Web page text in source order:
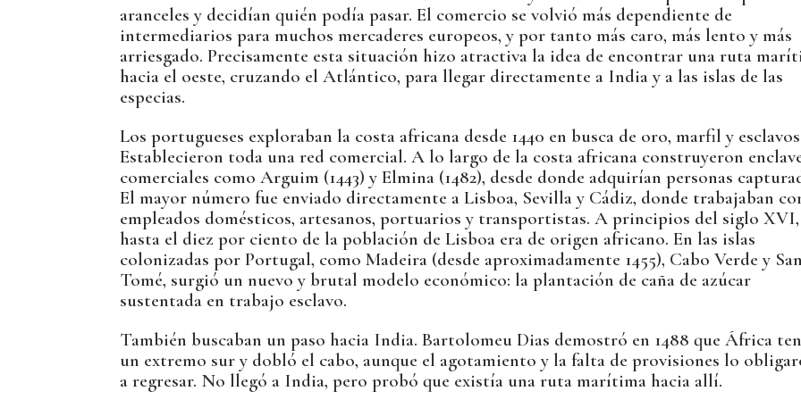
aranceles y decidían quién podía pasar. El comercio se volvió más dependiente de
intermediarios para muchos mercaderes europeos, y por tanto más caro, más lento y más
arriesgado. Precisamente esta situación hizo atractiva la idea de encontrar una ruta
hacia el oeste, cruzando el Atlántico, para llegar directamente a India y a las islas de las
especias.
Los portugueses exploraban la costa africana desde 1440 en busca de oro, marfil y
Establecieron toda una red comercial. A lo largo de la costa africana construyeron
comerciales como Arguim (1443) y Elmina (1482), desde donde adquirían personas
El mayor número fue enviado directamente a Lisboa, Sevilla y Cádiz, donde trabajaban
empleados domésticos, artesanos, portuarios y transportistas. A principios del siglo XVI,
hasta el diez por ciento de la población de Lisboa era de origen africano. En las islas
colonizadas por Portugal, como Madeira (desde aproximadamente 1455), Cabo Verde y
Tomé, surgió un nuevo y brutal modelo económico: la plantación de caña de azúcar
sustentada en trabajo esclavo.
También buscaban un paso hacia India. Bartolomeu Dias demostró en 1488 que África
un extremo sur y dobló el cabo, aunque el agotamiento y la falta de provisiones lo
a regresar. No llegó a India, pero probó que existía una ruta marítima hacia allí.